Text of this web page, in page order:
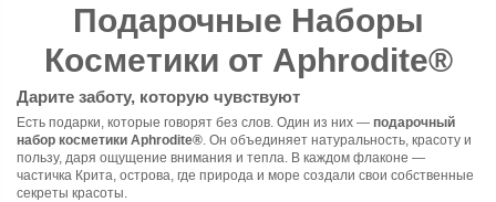
Подарочные Наборы
Косметики от Aphrodite®
Дарите заботу, которую чувствуют
Есть подарки, которые говорят без слов. Один из них — подарочный
набор косметики Aphrodite® . Он объединяет натуральность, красоту и
пользу, даря ощущение внимания и тепла. В каждом флаконе —
частичка Крита, острова, где природа и море создали свои собственные
секреты красоты.